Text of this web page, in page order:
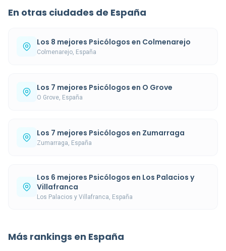
En otras ciudades de España
Los 8 mejores Psicólogos en Colmenarejo
Colmenarejo, España
Los 7 mejores Psicólogos en O Grove
O Grove, España
Los 7 mejores Psicólogos en Zumarraga
Zumarraga, España
Los 6 mejores Psicólogos en Los Palacios y
Villafranca
Los Palacios y Villafranca, España
Más rankings en España